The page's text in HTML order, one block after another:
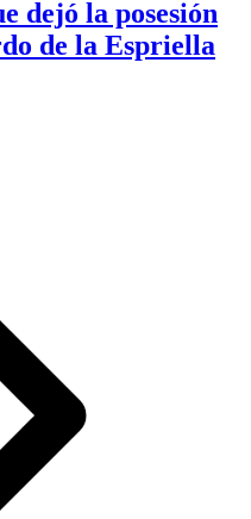
dejó la posesión
de la Espriella